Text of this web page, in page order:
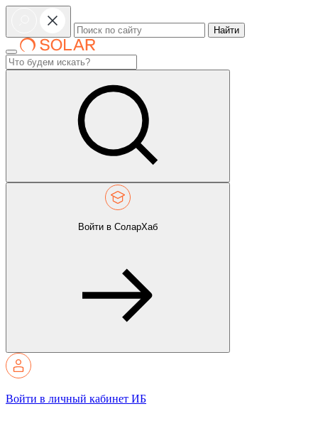
Найти
Войти в СоларХаб
Войти в личный кабинет ИБ